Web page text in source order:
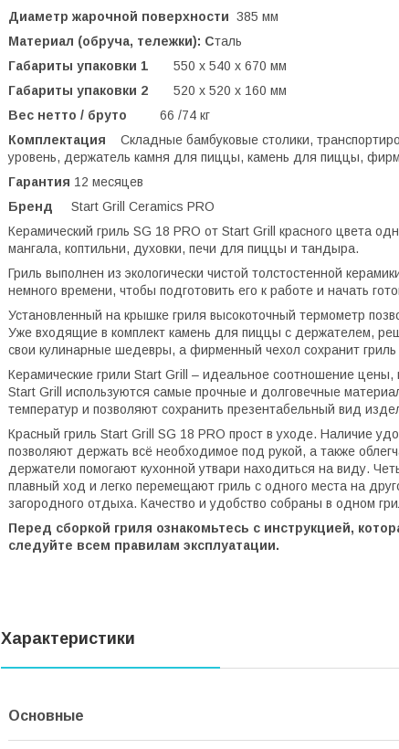
Диаметр жарочной поверхности 385 мм
Материал (обруча, тележки): Сталь
Габариты упаковки 1 550 х 540 х 670 мм
Габариты упаковки 2 520 x 520 x 160 мм
Вес нетто / бруто 66 /74 кг
Комплектация Складные бамбуковые столики,
уровень, держатель камня для пиццы, камень для пиццы,
Гарантия 12 месяцев
Бренд Start Grill Ceramics PRO
Керамический гриль SG 18 PRO от Start Grill красного цвета
мангала, коптильни, духовки, печи для пиццы и тандыра.
Гриль выполнен из экологически чистой толстостенной
немного времени, чтобы подготовить его к работе и начать
Установленный на крышке гриля высокоточный термометр
Уже входящие в комплект камень для пиццы с держателем,
свои кулинарные шедевры, а фирменный чехол сохранит
Керамические грили Start Grill – идеальное соотношение
Start Grill используются самые прочные и долговечные
температур и позволяют сохранить презентабельный вид
Красный гриль Start Grill SG 18 PRO прост в уходе. Наличие
позволяют держать всё необходимое под рукой, а также
держатели помогают кухонной утвари находиться на виду.
плавный ход и легко перемещают гриль с одного места на
загородного отдыха. Качество и удобство собраны в одном
Перед сборкой гриля ознакомьтесь с инструкцией,
следуйте всем правилам эксплуатации.
Характеристики
Основные